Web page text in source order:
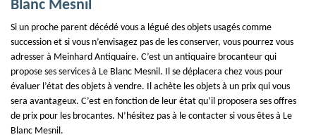
Blanc Mesnil
Si un proche parent décédé vous a légué des objets usagés comme
succession et si vous n’envisagez pas de les conserver, vous pourrez vous
adresser à Meinhard Antiquaire. C’est un antiquaire brocanteur qui
propose ses services à Le Blanc Mesnil. Il se déplacera chez vous pour
évaluer l’état des objets à vendre. Il achète les objets à un prix qui vous
sera avantageux. C’est en fonction de leur état qu’il proposera ses offres
de prix pour les brocantes. N’hésitez pas à le contacter si vous êtes à Le
Blanc Mesnil.